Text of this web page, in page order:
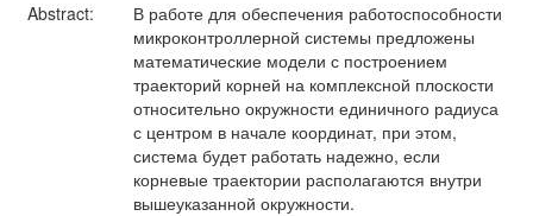
Abstract:
В работе для обеспечения работоспособности
микроконтроллерной системы предложены
математические модели с построением
траекторий корней на комплексной плоскости
относительно окружности единичного радиуса
с центром в начале координат, при этом,
система будет работать надежно, если
корневые траектории располагаются внутри
вышеуказанной окружности.